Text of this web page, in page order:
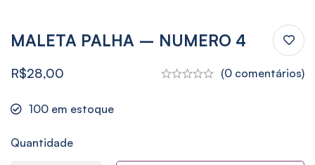
MALETA PALHA – NUMERO 4
R$28,00 (0 comentários)
100 em estoque
Quantidade